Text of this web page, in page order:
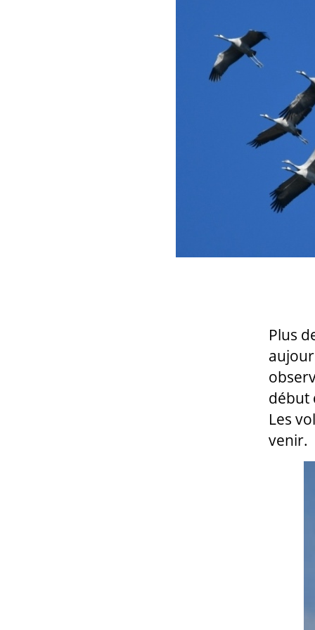
Plus
début
Les
venir.